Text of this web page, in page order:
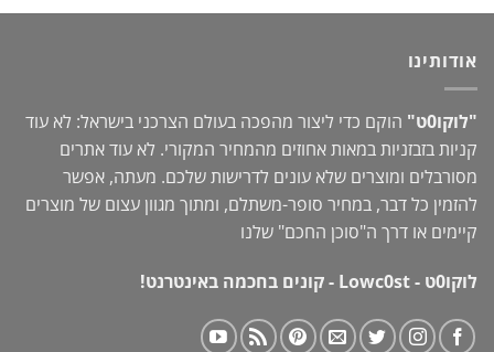
אודותינו
"לוקו0ט"
הוקם כדי ליצור מהפכה בעולם הצרכני בישראל: לא עוד
קניות בזבזניות במאות אחוזים מהמחיר המקורי. לא עוד אתרים
מסורבלים ומוצרים שלא עונים לדרישות שלכם. מעתה, אפשר
להזמין כל דבר, במחיר סופר-משתלם, ומתוך מגוון עצום של מוצרים
קיימים או דרך ה"סוכן החכם" שלנו
לוקו0ט - Lowc0st - קונים בחכמה באינטרנט!